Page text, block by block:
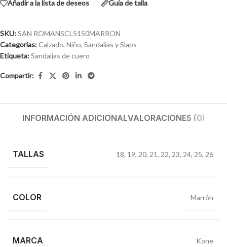
Añadir a la lista de deseos Guía de talla
SKU:SAN ROMANSCL5150MARRON
Categorías:Calzado, Niño, Sandalias y Slaps
Etiqueta:Sandalias de cuero
Compartir:
INFORMACIÓN ADICIONALVALORACIONES (0)
TALLAS 18, 19, 20, 21, 22, 23, 24, 25, 26
COLOR Marrón
MARCA Kone